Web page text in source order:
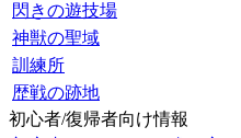
閃きの遊技場
神獣の聖域
訓練所
歴戦の跡地
初心者/復帰者向け情報